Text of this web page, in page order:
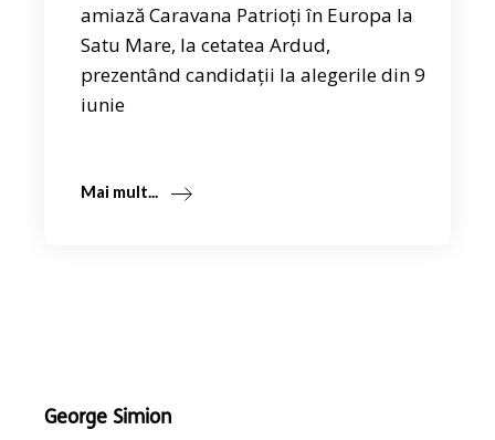
amiază Caravana Patrioți în Europa la
Satu Mare, la cetatea Ardud,
prezentând candidații la alegerile din 9
iunie
Mai mult...
George Simion